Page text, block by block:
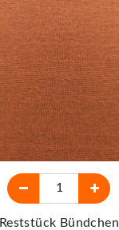
Reststück Bündchen